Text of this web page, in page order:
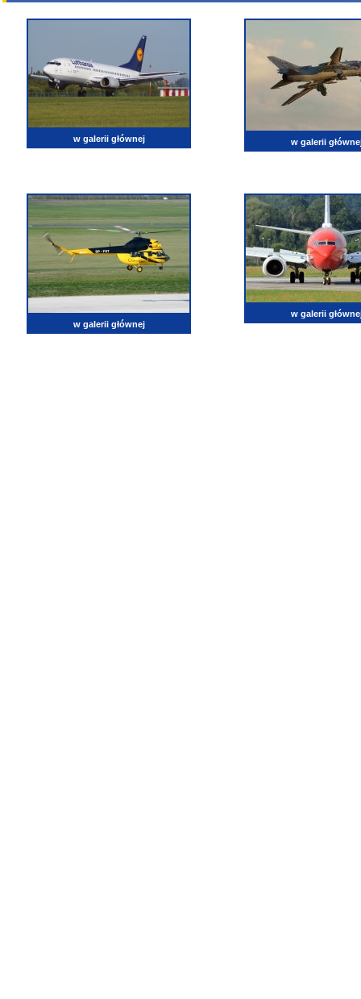
w galerii głównej w galerii
w galerii głównej
w galerii